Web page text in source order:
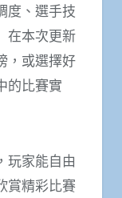
度、選手技
在本次更新
，或選擇好
的比賽實
家能自由
賞精彩比賽